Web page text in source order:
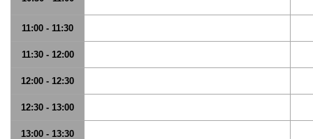
11:00 - 11:30
11:30 - 12:00
12:00 - 12:30
12:30 - 13:00
13:00 - 13:30